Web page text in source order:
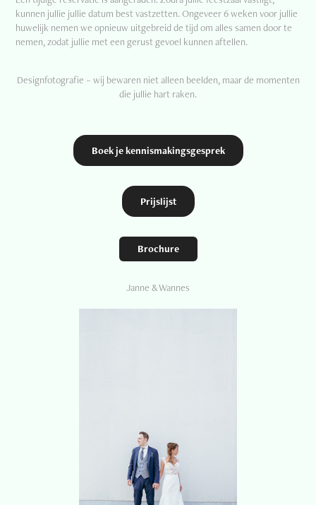
kunnen jullie jullie datum best vastzetten. Ongeveer 6 weken voor jullie
huwelijk nemen we opnieuw uitgebreid de tijd om alles samen door te
nemen, zodat jullie met een gerust gevoel kunnen aftellen.
Designfotografie – wij bewaren niet alleen beelden, maar de momenten
die jullie hart raken.
Boek je kennismakingsgesprek
Prijslijst
Brochure
Janne & Wannes